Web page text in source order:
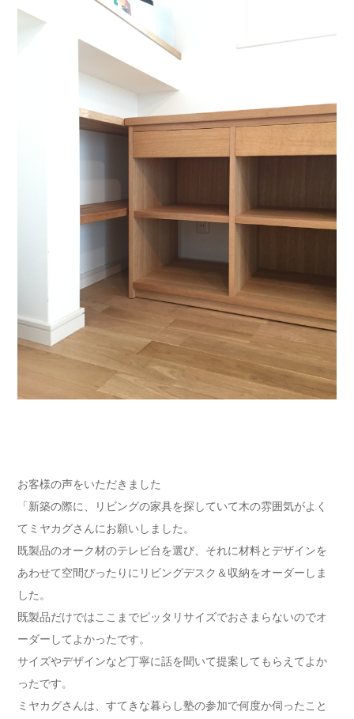
お客様の声をいただきました
「新築の際に、リビングの家具を探していて木の雰囲気がよく
てミヤカグさんにお願いしました。
既製品のオーク材のテレビ台を選び、それに材料とデザインを
あわせて空間ぴったりにリビングデスク＆収納をオーダーしま
した。
既製品だけではここまでピッタリサイズでおさまらないのでオ
ーダーしてよかったです。
サイズやデザインなど丁寧に話を聞いて提案してもらえてよか
ったです。
ミヤカグさんは、すてきな暮らし塾の参加で何度か伺ったこと